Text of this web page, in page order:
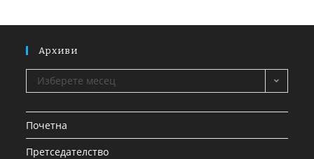
Архиви
Изберете месец
Почетна
Претседателство